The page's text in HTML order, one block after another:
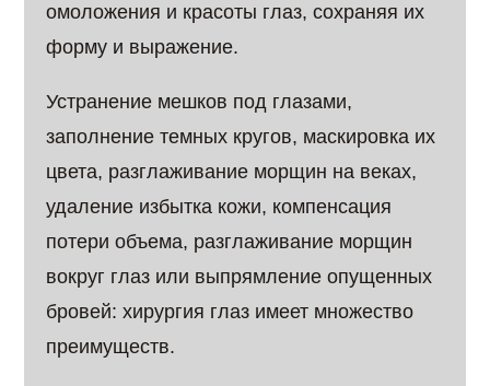
омоложения и красоты глаз, сохраняя их
форму и выражение.
Устранение мешков под глазами,
заполнение темных кругов, маскировка их
цвета, разглаживание морщин на веках,
удаление избытка кожи, компенсация
потери объема, разглаживание морщин
вокруг глаз или выпрямление опущенных
бровей: хирургия глаз имеет множество
преимуществ.